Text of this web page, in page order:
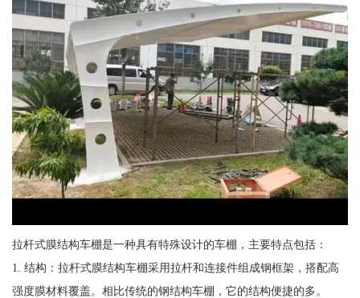
拉杆式膜结构车棚是一种具有特殊设计的车棚，主要特点包括：
1. 结构：拉杆式膜结构车棚采用拉杆和连接件组成钢框架，搭配高
强度膜材料覆盖。相比传统的钢结构车棚，它的结构便捷的多。